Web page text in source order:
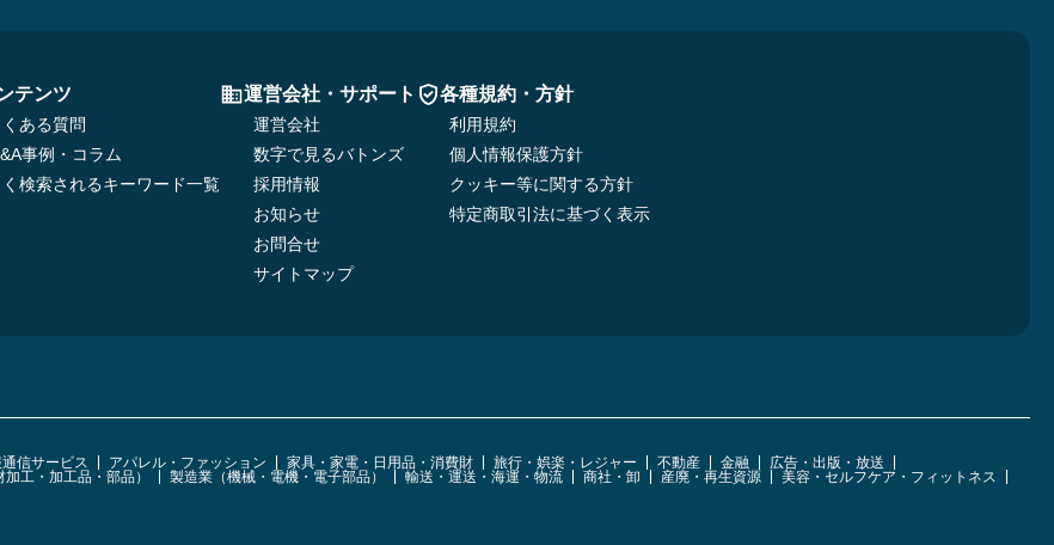
テンツ
くある質問
事例・コラム
く検索されるキーワード一覧
運営会社・サポート
運営会社
数字で見るバトンズ
採用情報
お知らせ
お問合せ
サイトマップ
各種規約・方針
利用規約
個人情報保護方針
クッキー等に関する方針
特定商取引法に基づく表示
信サービス アパレル・ファッション 家具・家電・日用品・消費財 旅行・娯楽・レジャー 不動産 金融
広告・出版・放送
工・加工品・部品） 製造業（機械・電機・電子部品） 輸送・運送・海運・物流 商社・卸 産廃・再生資源
美容・セルフケア・フィットネス